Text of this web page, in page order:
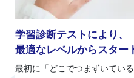
学習診断テストにより、
最適なレベルからスター
最初に「どこでつまずいてい